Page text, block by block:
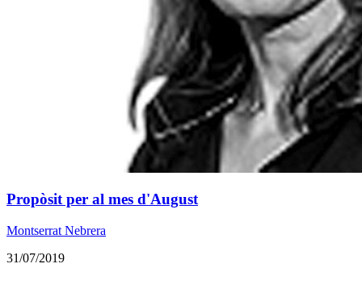
Propòsit per al mes d'August
Montserrat Nebrera
31/07/2019